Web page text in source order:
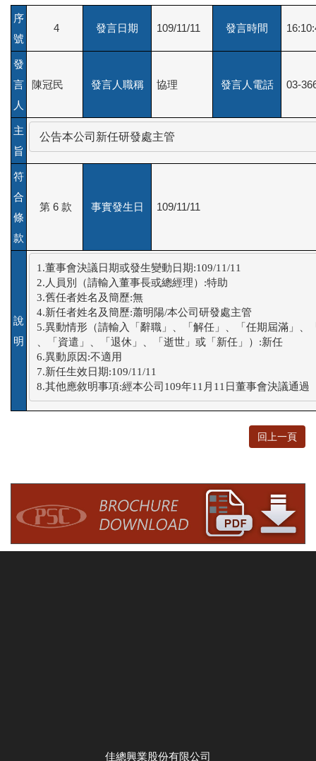
序
號
4 發言日期 109/11/11 發言時間
發
言
人
陳冠民 發言人職稱 協理 發言人電話 03-
主
旨
公告本公司新任研發處主管
符
合
條
款
第 6 款 事實發生日 109/11/11
說
明
1.董事會決議日期或發生變動日期:109/11/11
2.人員別（請輸入董事長或總經理）:特助
3.舊任者姓名及簡歷:無
4.新任者姓名及簡歷:蕭明陽/本公司研發處主管
5.異動情形（請輸入「辭職」、「解任」、「任期屆滿」、
、「資遣」、「退休」、「逝世」或「新任」）:新任
6.異動原因:不適用
7.新任生效日期:109/11/11
8.其他應敘明事項:經本公司109年11月11日董事會決議通過
回上一頁
佳總興業股份有限公司